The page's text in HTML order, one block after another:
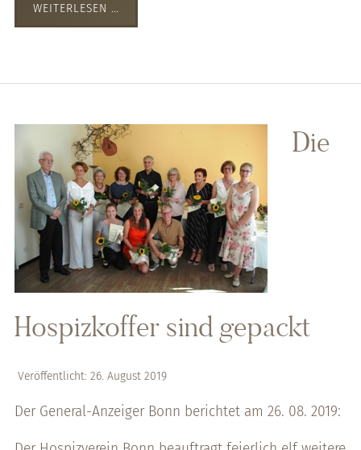
WEITERLESEN …
Die
Hospizkoffer sind gepackt
Veröffentlicht: 26. August 2019
Der General-Anzeiger Bonn berichtet am 26. 08. 2019: